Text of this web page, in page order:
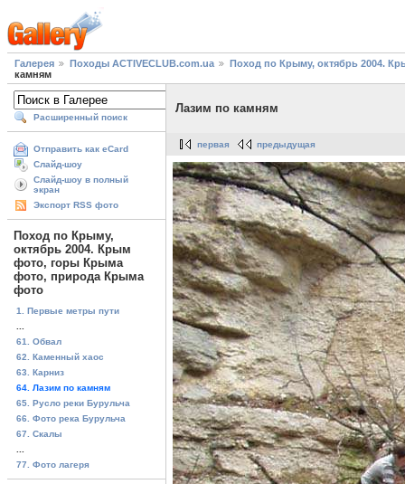
Галерея Походы ACTIVECLUB.com.ua
Поход по Крыму, октябрь 2004.
камням
Расширенный поиск
Отправить как eCard
Слайд-шоу
Слайд-шоу в полный
экран
Экспорт RSS фото
Поход по Крыму,
октябрь 2004. Крым
фото, горы Крыма
фото, природа Крыма
фото
1. Первые метры пути
61. Обвал
62. Каменный хаос
63. Карниз
64. Лазим по камням
65. Русло реки Бурульча
66. Фото река Бурульча
67. Скалы
77. Фото лагеря
Лазим по камням
первая предыдущая